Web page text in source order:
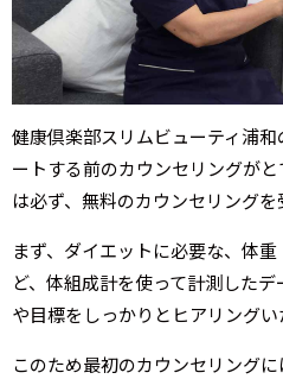
健康倶楽部スリムビューティ浦
ートする前のカウンセリングが
は必ず、無料のカウンセリングを
まず、ダイエットに必要な、体
ど、体組成計を使って計測した
や目標をしっかりとヒアリングい
このため最初のカウンセリング